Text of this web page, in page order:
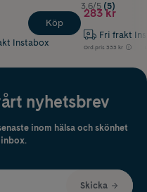
Instabox
Köp
3.6/5 (5)
283 kr
Fri frakt
Ord.pris 333 kr
nyhetsbrev
inom hälsa och skönhet
Skicka